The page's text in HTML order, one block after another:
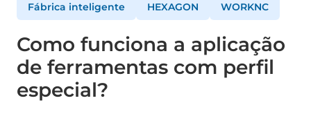
Fábrica inteligente HEXAGON WORKNC
Como funciona a aplicação
de ferramentas com perfil
especial?